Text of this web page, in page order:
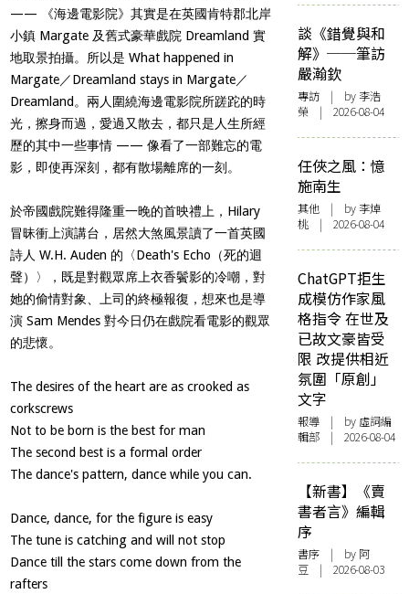
—— 《海邊電影院》其實是在英國肯特郡北岸
小鎮 Margate 及舊式豪華戲院 Dreamland 實
地取景拍攝。所以是 What happened in
Margate／Dreamland stays in Margate／
Dreamland。兩人圍繞海邊電影院所蹉跎的時
光，擦身而過，愛過又散去，都只是人生所經
歷的其中一些事情 —— 像看了一部難忘的電
影，即使再深刻，都有散場離席的一刻。
於帝國戲院難得隆重一晚的首映禮上，Hilary
冒昧衝上演講台，居然大煞風景讀了一首英國
詩人 W.H. Auden 的〈Death's Echo（死的迴
聲）〉，既是對觀眾席上衣香鬢影的冷嘲，對
她的偷情對象、上司的終極報復，想來也是導
演 Sam Mendes 對今日仍在戲院看電影的觀眾
的悲懷。
The desires of the heart are as crooked as
corkscrews
Not to be born is the best for man
The second best is a formal order
The dance's pattern, dance while you can.
Dance, dance, for the figure is easy
The tune is catching and will not stop
Dance till the stars come down from the
rafters
談《錯覺與和
解》──筆訪
嚴瀚欽
專訪 | by 李浩
榮 | 2026-08-04
任俠之風：憶
施南生
其他 | by 李焯
桃 | 2026-08-04
ChatGPT拒生
成模仿作家風
格指令 在世及
已故文豪皆受
限 改提供相近
氛圍「原創」
文字
報導 | by 虛詞編
輯部 | 2026-08-04
【新書】《賣
書者言》編輯
序
書序 | by 阿
豆 | 2026-08-03